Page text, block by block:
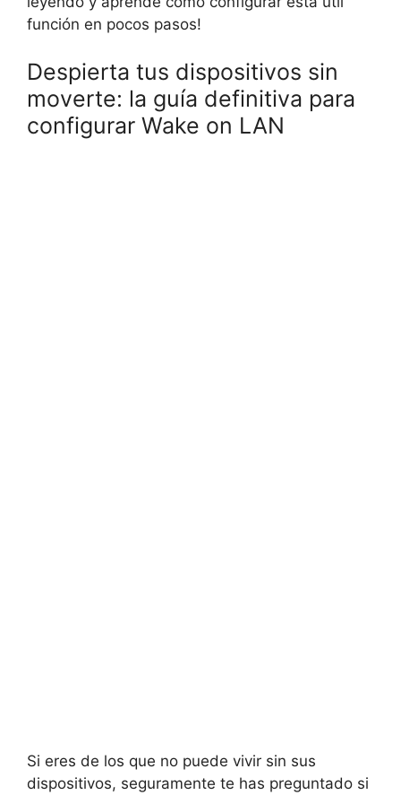
función en pocos pasos!
Despierta tus dispositivos sin
moverte: la guía definitiva para
configurar Wake on LAN
Si eres de los que no puede vivir sin sus
dispositivos, seguramente te has preguntado si